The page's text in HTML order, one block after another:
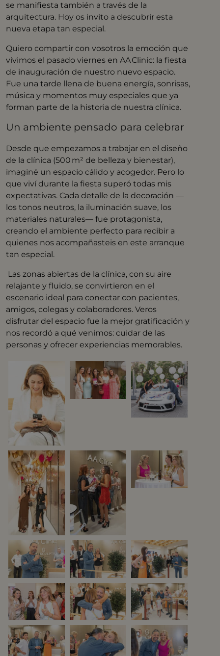
se manifiesta también a través de la
arquitectura. Hoy os invito a descubrir esta
nueva etapa tan especial.
Quiero compartir con vosotros la emoción que
vivimos el pasado viernes en AA Clinic: la fiesta
de inauguración de nuestro nuevo espacio.
Fue una tarde llena de buena energía, sonrisas,
música y momentos muy especiales que ya
forman parte de la historia de nuestra clínica.
Un ambiente pensado para celebrar
Desde que empezamos a trabajar en el diseño
de la clínica (500 m² de belleza y bienestar),
imaginé un espacio cálido y acogedor. Pero lo
que viví durante la fiesta superó todas mis
expectativas. Cada detalle de la decoración —
los tonos neutros, la iluminación suave, los
materiales naturales— fue protagonista,
creando el ambiente perfecto para recibir a
quienes nos acompañasteis en este arranque
tan especial.
Las zonas abiertas de la clínica, con su aire
relajante y fluido, se convirtieron en el
escenario ideal para conectar con pacientes,
amigos, colegas y colaboradores. Veros
disfrutar del espacio fue la mejor gratificación y
nos recordó a qué venimos: cuidar de las
personas y ofrecer experiencias memorables.